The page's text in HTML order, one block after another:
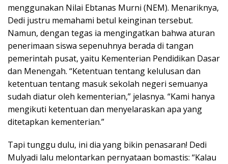
menggunakan Nilai Ebtanas Murni (NEM). Menariknya,
Dedi justru memahami betul keinginan tersebut.
Namun, dengan tegas ia mengingatkan bahwa aturan
penerimaan siswa sepenuhnya berada di tangan
pemerintah pusat, yaitu Kementerian Pendidikan Dasar
dan Menengah. “Ketentuan tentang kelulusan dan
ketentuan tentang masuk sekolah negeri semuanya
sudah diatur oleh kementerian,” jelasnya. “Kami hanya
mengikuti ketentuan dan menyelaraskan apa yang
ditetapkan kementerian.”
Tapi tunggu dulu, ini dia yang bikin penasaran! Dedi
Mulyadi lalu melontarkan pernyataan bomastis: “Kalau